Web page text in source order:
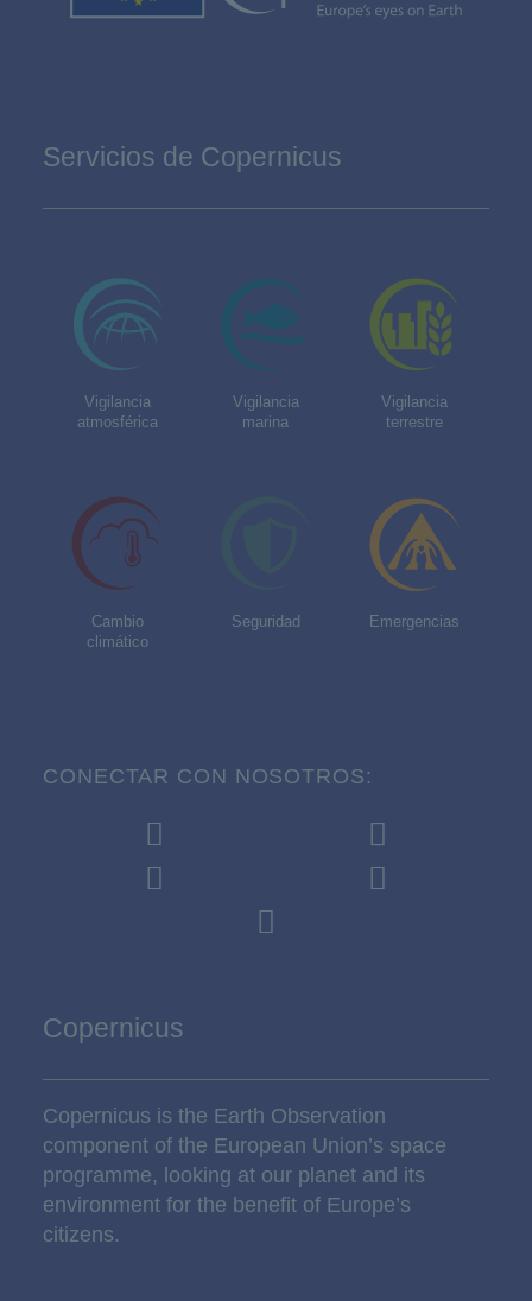
Servicios de Copernicus
Vigilancia
atmosférica
Vigilancia
marina
Vigilancia
terrestre
Cambio
climático
Seguridad Emergencias
CONECTAR CON NOSOTROS:
Copernicus
Copernicus is the Earth Observation
component of the European Union’s space
programme, looking at our planet and its
environment for the benefit of Europe’s
citizens.